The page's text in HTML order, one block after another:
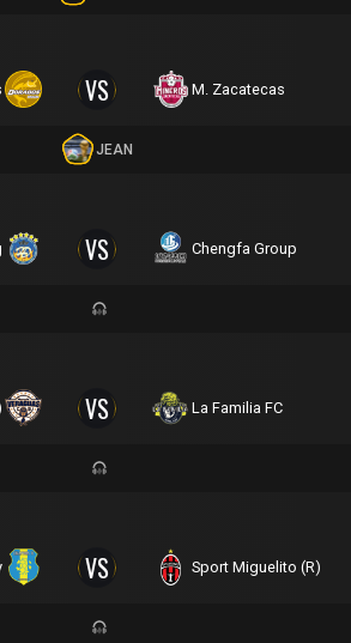
VS M. Zacatecas
JEAN
VS Chengfa Group
VS La Familia FC
VS Sport Miguelito (R)